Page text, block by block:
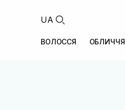
UA
ВОЛОССЯ ОБЛИЧЧЯ